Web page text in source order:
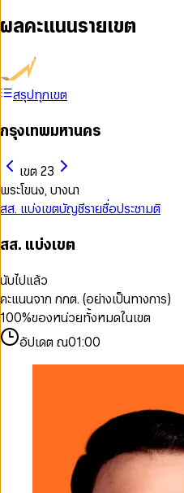
ผลคะแนนรายเขต
สรุปทุกเขต
กรุงเทพมหานคร
เขต 23
พระโขนง, บางนา
สส. แบ่งเขตบัญชีรายชื่อประชามติ
สส. แบ่งเขต
นับไปแล้ว
คะแนนจาก กกต. (อย่างเป็นทางการ)
100%ของหน่วยทั้งหมดในเขต
อัปเดต ณ01:00